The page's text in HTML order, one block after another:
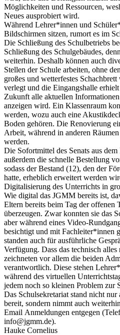
Möglichkeiten und Ressourcen,
Neues ausprobiert wird.
Während Lehrer*innen und
Bildschirmen sitzen, rumort es im
Die Schließung des Schulbetriebs
Schließung des Schulgebäudes,
weiterhin. Deshalb können auch
Stellen der Schule arbeiten, ohne
großes und wetterfestes
verlegt und die Eingangshalle
Zukunft alle aktuellen
anzeigen wird. Ein Klassenraum
werden, wozu auch eine
Boden gehören. Die Renovierung
Arbeit, während in anderen
werden.
Die Sofortmittel des Senats aus
außerdem die schnelle Bestellung
sodass der Bestand (12), den der
hatte, erheblich erweitert werden
Digitalisierung des Unterrichts in
Wie digital das JGMM bereits ist,
Eltern bereits beim Tag der offenen
überzeugen. Zwar konnten sie das
aber während eines Video-
besichtigt und mit Fachleiter*innen
standen auch für ausführliche
Verfügung. Dass das technisch
zeichneten vor allem die beiden
verantwortlich. Diese stehen
während des virtuellen
jedem noch so kleinen Problem zur
Das Schulsekretariat stand nicht
bereit, sondern nimmt auch
Email Anmeldungen entgegen
info@jgmm.de).
Hauke Cornelius